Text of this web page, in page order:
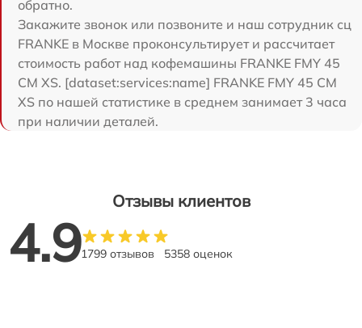
обратно.
Закажите звонок или позвоните и наш сотрудник сц
FRANKE в Москве проконсультирует и рассчитает
стоимость работ над кофемашины FRANKE FMY 45
CM XS. [dataset:services:name] FRANKE FMY 45 CM
XS по нашей статистике в среднем занимает 3 часа
при наличии деталей.
Отзывы клиентов
4.91799 отзывов 5358 оценок